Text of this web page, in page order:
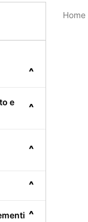
^
^
e
^
^
^
Home